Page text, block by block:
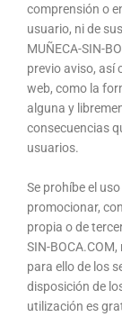
comprensión o
usuario, ni de
MUÑECA-SIN-
previo aviso, así
web, como la
alguna y
consecuencias
usuarios.
Se prohíbe el
promocionar,
propia o de
SIN-
para ello de los
disposición de
utilización es